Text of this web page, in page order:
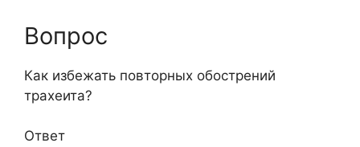
Вопрос
Как избежать повторных обострений
трахеита?
Ответ